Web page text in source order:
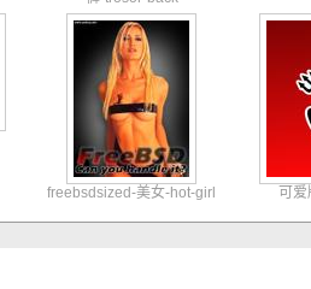
freebsdsized-美女-hot-girl
可